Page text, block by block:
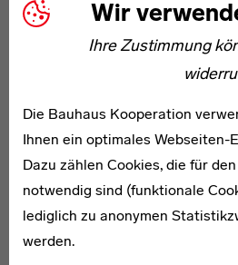
Wir
Ihre Zustimmung
Die Bauhaus Kooperation
Ihnen ein optimales Webseiten-
Dazu zählen Cookies, die für
notwendig sind (funktionale
lediglich zu anonymen
werden.